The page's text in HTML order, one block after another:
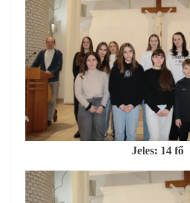
Jeles: 14 fő